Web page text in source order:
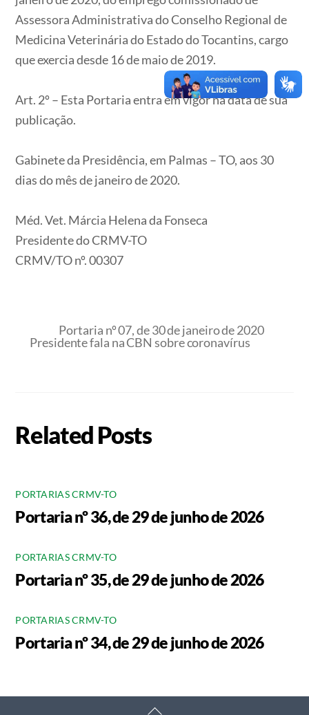
Assessora Administrativa do Conselho Regional de
Medicina Veterinária do Estado do Tocantins, cargo
que exercia desde 16 de maio de 2019.
Art. 2º – Esta Portaria entra em vigor na data de sua
publicação.
Gabinete da Presidência, em Palmas – TO, aos 30
dias do mês de janeiro de 2020.
Méd. Vet. Márcia Helena da Fonseca
Presidente do CRMV-TO
CRMV/TO nº. 00307
Portaria nº 07, de 30 de janeiro de 2020
Presidente fala na CBN sobre coronavírus
Related Posts
PORTARIAS CRMV-TO
Portaria nº 36, de 29 de junho de 2026
PORTARIAS CRMV-TO
Portaria nº 35, de 29 de junho de 2026
PORTARIAS CRMV-TO
Portaria nº 34, de 29 de junho de 2026
Back